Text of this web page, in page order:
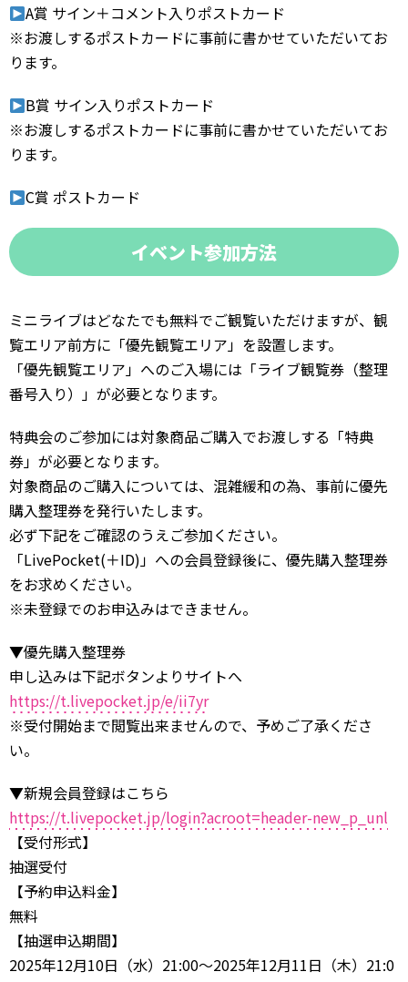
A賞 サイン＋コメント入りポストカード
※お渡しするポストカードに事前に書かせていただいてお
ります。
B賞 サイン入りポストカード
※お渡しするポストカードに事前に書かせていただいてお
ります。
C賞 ポストカード
イベント参加方法
ミニライブはどなたでも無料でご観覧いただけますが、観
覧エリア前方に「優先観覧エリア」を設置します。
「優先観覧エリア」へのご入場には「ライブ観覧券（整理
番号入り）」が必要となります。
特典会のご参加には対象商品ご購入でお渡しする「特典
券」が必要となります。
対象商品のご購入については、混雑緩和の為、事前に優先
購入整理券を発行いたします。
必ず下記をご確認のうえご参加ください。
「LivePocket(＋ID)」への会員登録後に、優先購入整理券
をお求めください。
※未登録でのお申込みはできません。
▼優先購入整理券
申し込みは下記ボタンよりサイトへ
https://t.livepocket.jp/e/ii7yr
※受付開始まで閲覧出来ませんので、予めご了承くださ
い。
▼新規会員登録はこちら
https://t.livepocket.jp/login?acroot=header-new_p_unl
【受付形式】
抽選受付
【予約申込料金】
無料
【抽選申込期間】
2025年12月10日（水）21:00～2025年12月11日（木）21:0